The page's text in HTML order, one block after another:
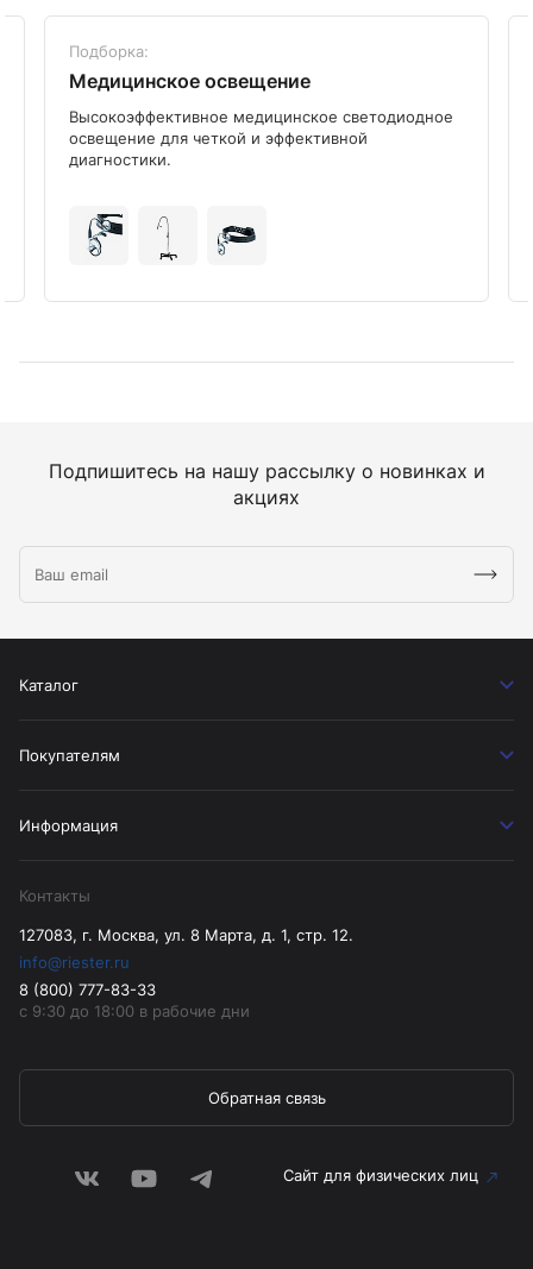
Подборка:
Медицинское освещение
Высокоэффективное медицинское светодиодное
освещение для четкой и эффективной
диагностики.
Подпишитесь на нашу рассылку о новинках и
акциях
Каталог
Покупателям
Информация
Контакты
127083, г. Москва, ул. 8 Марта, д. 1, стр. 12.
info@riester.ru
8 (800) 777-83-33
с 9:30 до 18:00 в рабочие дни
Обратная связь
Сайт для физических лиц